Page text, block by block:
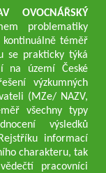
OVOCNÁŘSKÝ
problematiky
kontinuálně téměř
se prakticky týká
na území České
výzkumných
(MZe/ NAZV,
všechny typy
výsledků
informací
charakteru, tak
pracovníci